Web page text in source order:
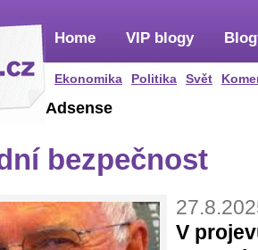
Home
Ekonomika Politika Svět
VIP blogy
Adsense
bezpečnost
V